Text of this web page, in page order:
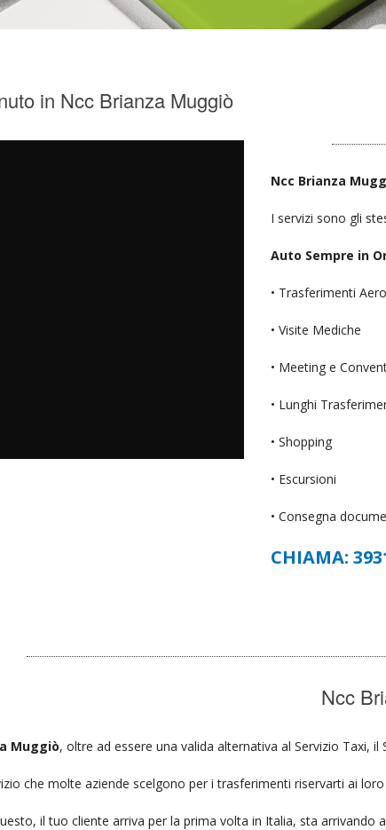
in Ncc Brianza Muggiò
Ncc Brianza
I servizi sono gli
Auto Sempre in
• Trasferimenti
• Visite Mediche
• Meeting e
• Lunghi
• Shopping
• Escursioni
• Consegna
CHIAMA:
Ncc
Muggiò, oltre ad essere una valida alternativa al Servizio Taxi,
che molte aziende scelgono per i trasferimenti riservarti ai
il tuo cliente arriva per la prima volta in Italia, sta arrivando